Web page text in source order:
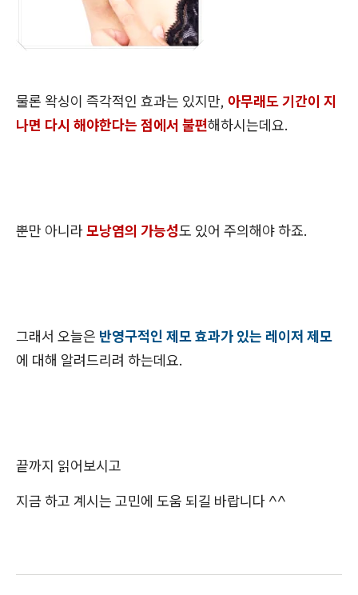
물론 왁싱이 즉각적인 효과는 있지만, 아무래도 기간이 지
나면 다시 해야한다는 점에서 불편해하시는데요.
뿐만 아니라모낭염의 가능성도 있어 주의해야 하죠.
그래서 오늘은 반영구적인 제모 효과가 있는 레이저 제모
에 대해 알려드리려 하는데요.
끝까지 읽어보시고
지금 하고 계시는 고민에 도움 되길 바랍니다 ^^